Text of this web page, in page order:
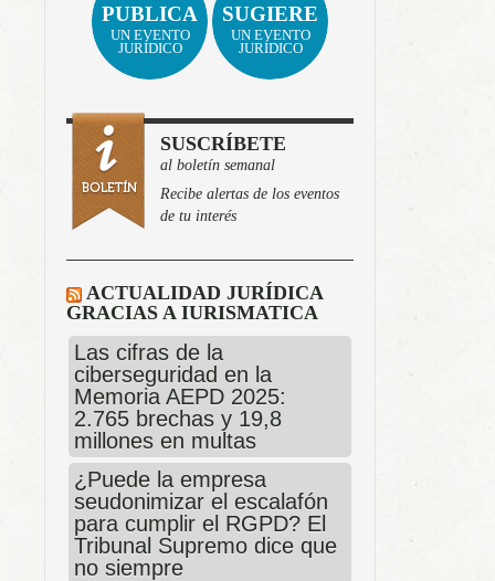
PUBLICA
UN EVENTO
JURÍDICO
SUGIERE
UN EVENTO
JURÍDICO
SUSCRÍBETE
al boletín semanal
Recibe alertas de los eventos
de tu interés
ACTUALIDAD JURÍDICA
GRACIAS A IURISMATICA
Las cifras de la
ciberseguridad en la
Memoria AEPD 2025:
2.765 brechas y 19,8
millones en multas
¿Puede la empresa
seudonimizar el escalafón
para cumplir el RGPD? El
Tribunal Supremo dice que
no siempre